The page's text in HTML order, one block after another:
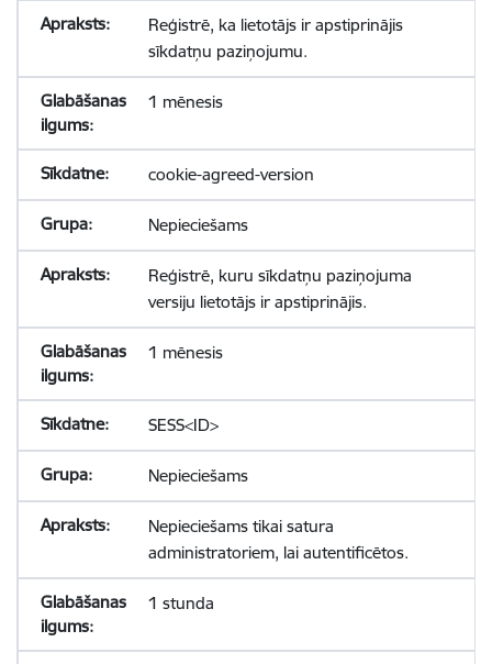
Reģistrē, ka lietotājs ir apstiprinājis
sīkdatņu paziņojumu.
1 mēnesis
cookie-agreed-version
Nepieciešams
Reģistrē, kuru sīkdatņu paziņojuma
versiju lietotājs ir apstiprinājis.
1 mēnesis
SESS<ID>
Nepieciešams
Nepieciešams tikai satura
administratoriem, lai autentificētos.
1 stunda